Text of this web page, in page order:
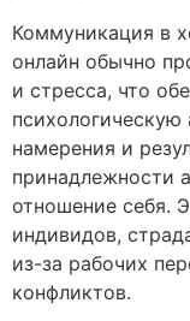
Коммуникация в
онлайн обычно
и стресса, что
намерения и
принадлежности
отношение себя.
индивидов,
из-за рабочих
конфликтов.